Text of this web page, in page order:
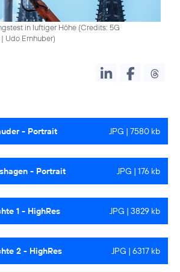
in luftiger Höhe (Credits: 5G
Udo Ernhuber)
- Portrait JPG | 7580 kb
- Portrait JPG | 176 kb
1 - HighRes JPG | 3829 kb
2 - HighRes JPG | 6317 kb